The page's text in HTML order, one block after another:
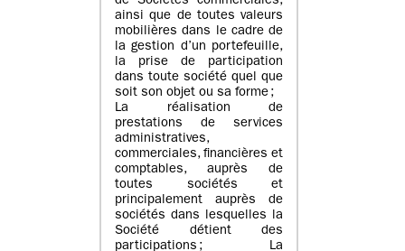
ainsi que de toutes valeurs
mobilières dans le cadre de
la gestion d’un portefeuille,
la prise de participation
dans toute société quel que
soit son objet ou sa forme ;
La réalisation de
prestations de services
administratives,
commerciales, financières et
comptables, auprès de
toutes sociétés et
principalement auprès de
sociétés dans lesquelles la
Société détient des
participations ; La